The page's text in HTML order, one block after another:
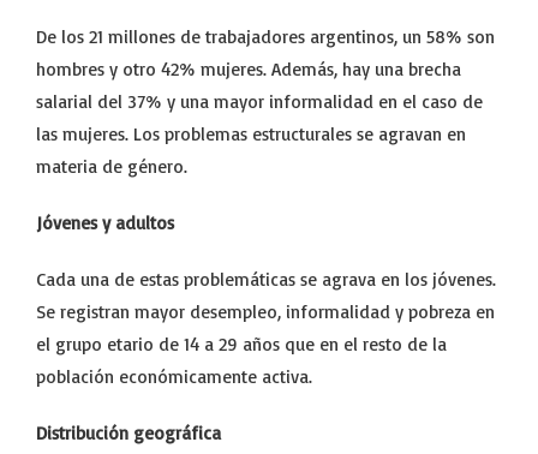
De los 21 millones de trabajadores argentinos, un 58% son
hombres y otro 42% mujeres. Además, hay una brecha
salarial del 37% y una mayor informalidad en el caso de
las mujeres. Los problemas estructurales se agravan en
materia de género.
Jóvenes y adultos
Cada una de estas problemáticas se agrava en los jóvenes.
Se registran mayor desempleo, informalidad y pobreza en
el grupo etario de 14 a 29 años que en el resto de la
población económicamente activa.
Distribución geográfica